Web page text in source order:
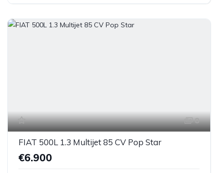
8
FIAT 500L 1.3 Multijet 85 CV Pop Star
€6.900